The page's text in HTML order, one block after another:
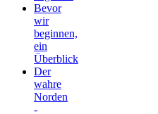
Bevor
wir
beginnen,
ein
Überblick
Der
wahre
Norden
-